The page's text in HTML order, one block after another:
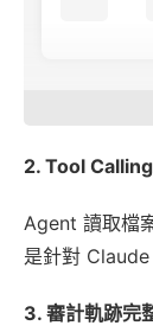
2. Tool
Agent 讀取檔
是針對 Claude
3. 審計軌跡完